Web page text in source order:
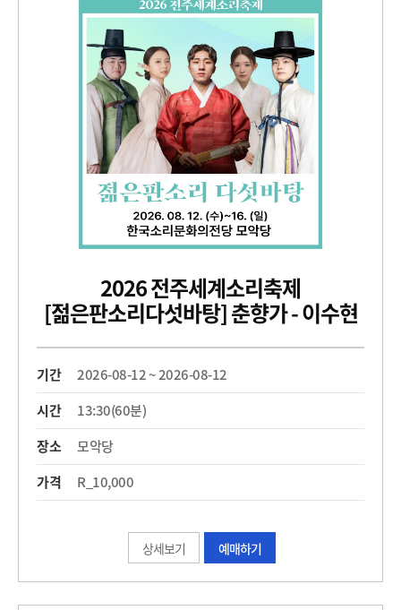
2026 전주세계소리축제
[젊은판소리다섯바탕] 춘향가 - 이수현
기간
2026-08-12 ~ 2026-08-12
시간
13:30(60분)
장소
모악당
가격
R_10,000
상세보기 예매하기